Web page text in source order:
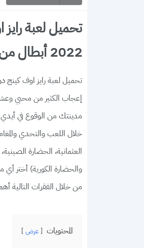
2022 أبطال من كل الحضارات ومعارك ليلية طاحنة
إعجاب الكثير من محبي
مدينتك من الوقوع في أيدي
العثمانية، الحضارة
من خلال الفقرات التالية
المحتويات عرض